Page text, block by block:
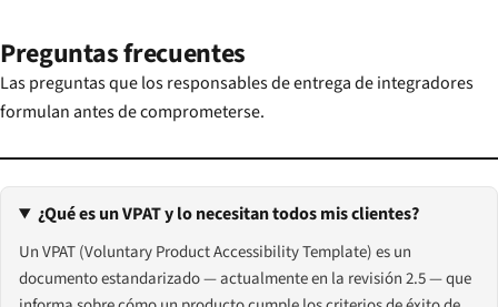
Preguntas frecuentes
Las preguntas que los responsables de entrega de integradores
formulan antes de comprometerse.
¿Qué es un VPAT y lo necesitan todos mis clientes?
Un VPAT (Voluntary Product Accessibility Template) es un
documento estandarizado — actualmente en la revisión 2.5 — que